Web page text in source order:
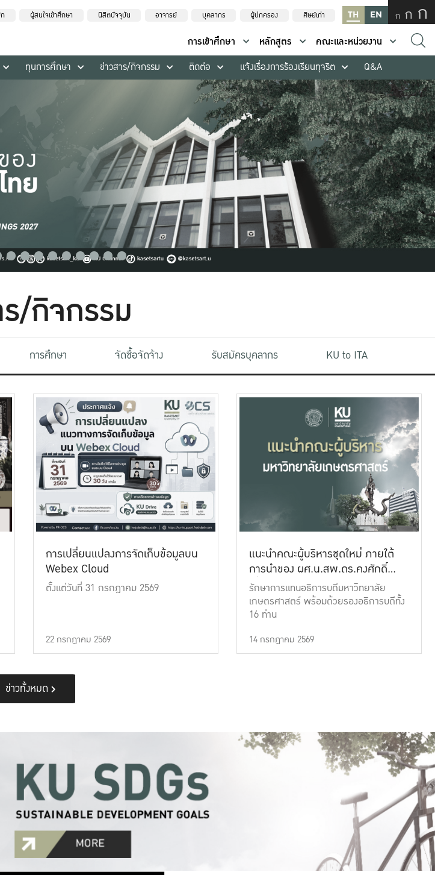
ผู้สนใจเข้าศึกษา นิสิตปัจจุบัน อาจารย์ บุคลากร ผู้ปกครอง ศิษย์เก่า TH EN ก ก ก
การเข้าศึกษา หลักสูตร
คณะและหน่วยงาน
ทุนการศึกษา ข่าวสาร/กิจกรรม ติดต่อ แจ้งเรื่องการร้องเรียนทุจริต Q&A
/กิจกรรม
การศึกษา จัดซื้อจัดจ้าง รับสมัครบุคลากร KU to ITA
การเปลี่ยนแปลงการจัดเก็บข้อมูลบน
Webex Cloud
ตั้งแต่วันที่ 31 กรกฎาคม 2569
22 กรกฎาคม 2569
แนะนำคณะผู้บริหารชุดใหม่ ภายใต้
การนำของ ผศ.น.สพ.ดร.คงศักดิ์
เที่ยงธรรม
รักษาการแทนอธิการบดีมหาวิทยาลัย
เกษตรศาสตร์ พร้อมด้วยรองอธิการบดีทั้ง
16 ท่าน
14 กรกฎาคม 2569
ข่าวทั้งหมด